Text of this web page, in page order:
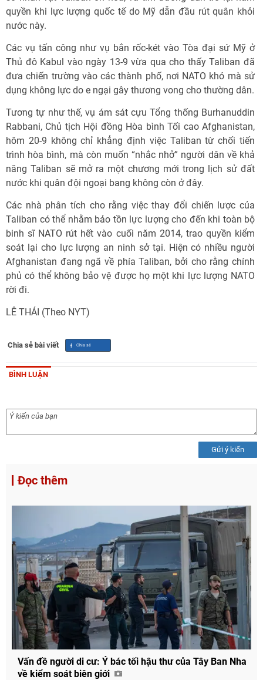
quyền khi lực lượng quốc tế do Mỹ dẫn đầu rút quân khỏi
nước này.
Các vụ tấn công như vụ bắn rốc-két vào Tòa đại sứ Mỹ ở
Thủ đô Kabul vào ngày 13-9 vừa qua cho thấy Taliban đã
đưa chiến trường vào các thành phố, nơi NATO khó mà sử
dụng không lực do e ngại gây thương vong cho thường dân.
Tương tự như thế, vụ ám sát cựu Tổng thống Burhanuddin
Rabbani, Chủ tịch Hội đồng Hòa bình Tối cao Afghanistan,
hôm 20-9 không chỉ khẳng định việc Taliban từ chối tiến
trình hòa bình, mà còn muốn “nhắc nhở” người dân về khả
năng Taliban sẽ mở ra một chương mới trong lịch sử đất
nước khi quân đội ngoại bang không còn ở đây.
Các nhà phân tích cho rằng việc thay đổi chiến lược của
Taliban có thể nhằm bảo tồn lực lượng cho đến khi toàn bộ
binh sĩ NATO rút hết vào cuối năm 2014, trao quyền kiểm
soát lại cho lực lượng an ninh sở tại. Hiện có nhiều người
Afghanistan đang ngã về phía Taliban, bởi cho rằng chính
phủ có thể không bảo vệ được họ một khi lực lượng NATO
rời đi.
LÊ THÁI (Theo NYT)
Chia sẻ bài viết
BÌNH LUẬN
Gửi ý kiến
Đọc thêm
Vấn đề người di cư: Ý bác tối hậu thư của Tây Ban Nha
về kiểm soát biên giới